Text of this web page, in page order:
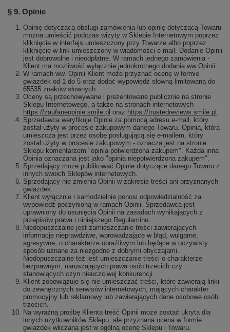
§ 9. Opinie
Opinię dotyczącą obsługi zamówienia lub opinię dotyczącą Towaru
można umieścić podczas wizyty w Sklepie Internetowym poprzez
kliknięcie w interfejs umieszczony przy Towarze albo poprzez
kliknięcie w link umieszczony w wiadomości e-mail. Dodanie Opinii
jest dobrowolne i nieodpłatne. W ramach jednego zamówienia -
Klient ma możliwość wyłącznie jednokrotnego dodania ww Opinii.
W ramach ww. Opinii Klient może przyznać ocenę w formie
gwiazdek od 1 do 5 oraz dodać wypowiedź słowną limitowaną do
65535 znaków słownych.
Oceny są przechowywane i prezentowane publicznie na stronie
Sklepu Internetowego, a także na stronach internetowych
https://zaufaneopinie.smile.pl oraz https://trustedreviews.smile.pl .
Sprzedawca weryfikuje Opinie za pomocą adresu e-mail, który
został użyty w procesie zakupowym danego Towaru. Opinia, która
umieszcza jest przez osobę posługującą się e-mailem, który
został użyty w procesie zakupowym - oznacza jest na stronie
Sklepu komentarzem "opinia potwierdzona zakupem". Każda inna
Opinia oznaczana jest jako "opinia niepotwierdzona zakupem".
Sprzedający może publikować Opinie dotyczące danego Towaru z
innych swoich Sklepów internetowych.
Sprzedający nie zmienia Opinii w zakresie treści ani przyznanych
gwiazdek.
Klient wyłącznie i samodzielnie ponosi odpowiedzialność za
wypowiedź poczynioną w ramach Opinii. Sprzedawca jest
uprawniony do usunięcia Opinii na zasadach wynikających z
przepisów prawa i niniejszego Regulaminu.
Niedopuszczalne jest zamieszczanie treści zawierających
informacje nieprawdziwe, wprowadzające w błąd, wulgarne,
agresywne, o charakterze obraźliwym lub będące w oczywisty
sposób uznane za niezgodne z dobrymi obyczajami.
Niedopuszczalne też jest umieszczanie treści o charakterze
bezprawnym, naruszających prawa osób trzecich czy
stanowiących czyn nieuczciwej konkurencji.
Klient zobowiązuje się nie umieszczać treści, które zawierają linki
do zewnętrznych serwisów internetowych, mających charakter
promocyjny lub reklamowy lub zawierających dane osobowe osób
trzecich.
Na wyraźną prośbę Klienta treść Opinii może zostać ukryta dla
innych użytkowników Sklepu, ale przyznana ocena w formie
gwiazdek wliczana jest w ogólną ocenę Sklepu i Towaru.